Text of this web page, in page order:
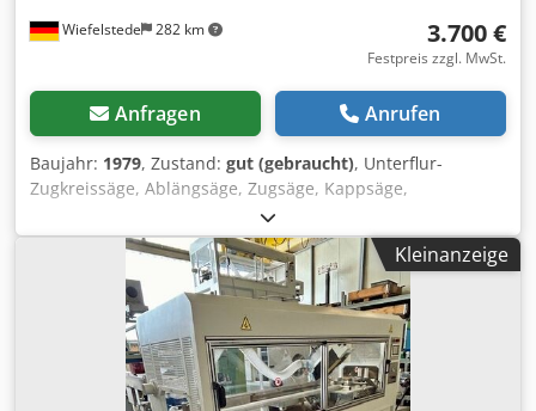
Wiefelstede 282 km 3.700 €
Festpreis zzgl. MwSt.
Anfragen Anrufen
Baujahr: 1979, Zustand: gut (gebraucht), Unterflur-
Zugkreissäge, Ablängsäge, Zugsäge, Kappsäge,
Formatkreissäge, Tischkreissäge, Alu-Kreissäge,
Plattensäge -Hersteller: Martin, Formatkreissäge Typ T 70
mit automatischem Vorschub -Motorleistung: 11 kW -
Drehzahl: 1445 U/min -Sägeblatt: Ø 410 x 5 mm -max.
Schnitthöhe: 90° 140 mm / 45° 110 mm Cedpfshfufgsx
Aamorf -Gehrungsschnitt: bis 45° -Schiebetisch: 355 x 1500
mm -Abmessung ges. 2275/2010/H1400 mm -Gewicht: 1058
Kleinanzeige